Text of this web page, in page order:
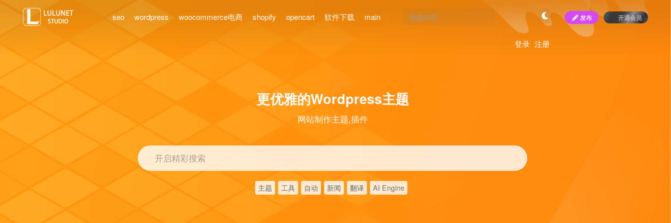
seo wordpress woocommerce电商 shopify opencart 软件下载 main 发布 开通会员
登录 注册
更优雅的Wordpress主题
网站制作主题,插件
开启精彩搜索
主题 工具 自动 新闻 翻译 AI Engine